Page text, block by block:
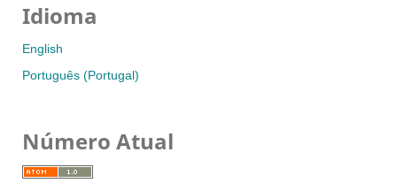
Idioma
English
Português (Portugal)
Número Atual